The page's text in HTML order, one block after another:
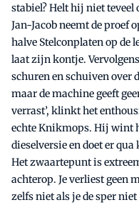
stabiel? Helt hij niet teveel
Jan-Jacob neemt de proef
halve Stelconplaten op de
laat zijn kontje.
schuren en schuiven over
maar de machine geeft
verrast’, klinkt het
echte Knikmops. Hij wint
dieselversie en doet er
Het zwaartepunt is
achterop. Je verliest geen
zelfs niet als je de sper